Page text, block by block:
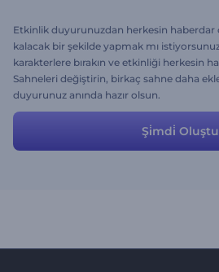
Etkinlik duyurunuzdan herkesin haberdar
kalacak bir şekilde yapmak mı
karakterlere bırakın ve etkinliği herkesin
Sahneleri değiştirin, birkaç sahne daha
duyurunuz anında hazır olsun.
Şi̇mdi̇